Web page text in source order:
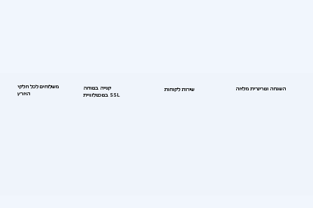
משלוחים לכל חלקי
הארץ
קנייה בטוחה
בטכנולוגיית SSL
שירות לקוחות השגחה וטרינרית מלאה